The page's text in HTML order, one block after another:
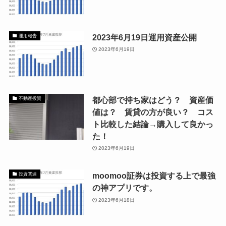
運用報告 2023年6月19日運用資産公開
2023年6月19日
不動産投資
都心部で持ち家はどう？ 資産価
値は？ 賃貸の方が良い？ コス
ト比較した結論→購入して良かっ
た！
2023年6月19日
投資関連
moomoo証券は投資する上で最強
の神アプリです。
2023年6月18日